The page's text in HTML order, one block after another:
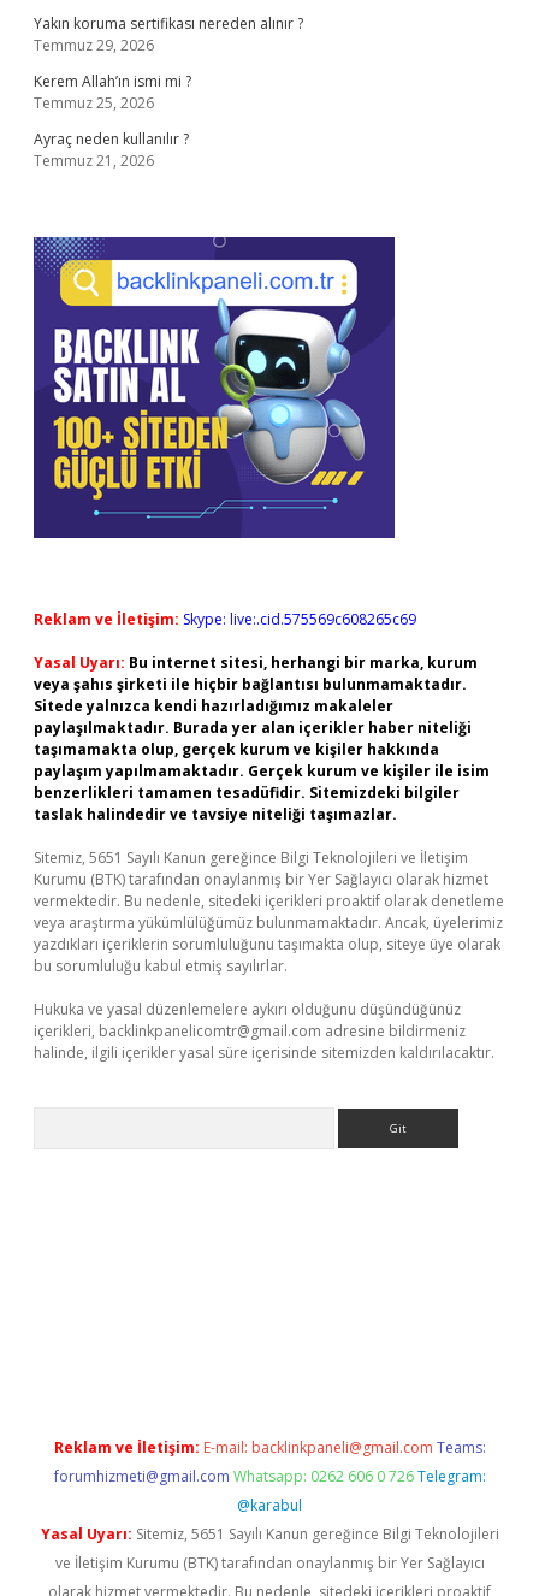
Yakın koruma sertifikası nereden alınır ?
Temmuz 29, 2026
Kerem Allah’ın ismi mi ?
Temmuz 25, 2026
Ayraç neden kullanılır ?
Temmuz 21, 2026
Reklam ve İletişim: Skype: live:.cid.575569c608265c69
Yasal Uyarı: Bu internet sitesi, herhangi bir marka, kurum
veya şahıs şirketi ile hiçbir bağlantısı bulunmamaktadır.
Sitede yalnızca kendi hazırladığımız makaleler
paylaşılmaktadır. Burada yer alan içerikler haber niteliği
taşımamakta olup, gerçek kurum ve kişiler hakkında
paylaşım yapılmamaktadır. Gerçek kurum ve kişiler ile isim
benzerlikleri tamamen tesadüfidir. Sitemizdeki bilgiler
taslak halindedir ve tavsiye niteliği taşımazlar.
Sitemiz, 5651 Sayılı Kanun gereğince Bilgi Teknolojileri ve İletişim
Kurumu (BTK) tarafından onaylanmış bir Yer Sağlayıcı olarak hizmet
vermektedir. Bu nedenle, sitedeki içerikleri proaktif olarak denetleme
veya araştırma yükümlülüğümüz bulunmamaktadır. Ancak, üyelerimiz
yazdıkları içeriklerin sorumluluğunu taşımakta olup, siteye üye olarak
bu sorumluluğu kabul etmiş sayılırlar.
Hukuka ve yasal düzenlemelere aykırı olduğunu düşündüğünüz
içerikleri, backlinkpanelicomtr@gmail.com adresine bildirmeniz
halinde, ilgili içerikler yasal süre içerisinde sitemizden kaldırılacaktır.
Reklam ve İletişim: E-mail: backlinkpaneli@gmail.com Teams:
forumhizmeti@gmail.com Whatsapp: 0262 606 0 726 Telegram:
@karabul
Yasal Uyarı: Sitemiz, 5651 Sayılı Kanun gereğince Bilgi Teknolojileri
ve İletişim Kurumu (BTK) tarafından onaylanmış bir Yer Sağlayıcı
olarak hizmet vermektedir. Bu nedenle, sitedeki içerikleri proaktif